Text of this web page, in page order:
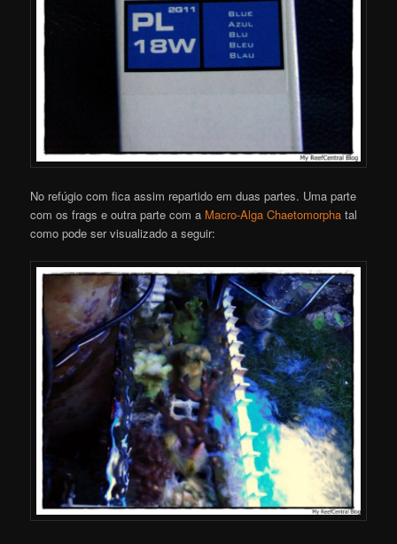
No refúgio com fica assim repartido em duas partes. Uma parte
com os frags e outra parte com a Macro-Alga Chaetomorpha tal
como pode ser visualizado a seguir: